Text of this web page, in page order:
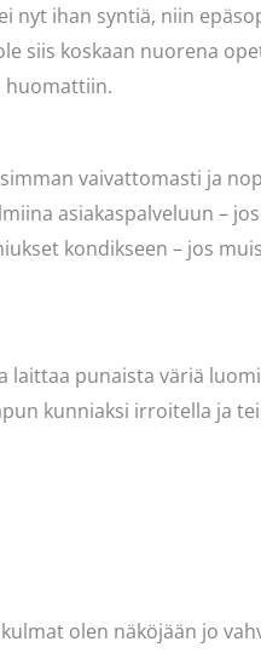
ihan syntiä, niin
siis koskaan nuorena
huomattiin.
vaivattomasti ja
asiakaspalveluun –
kondikseen – jos
laittaa punaista väriä
kunniaksi irroitella ja
olen näköjään jo